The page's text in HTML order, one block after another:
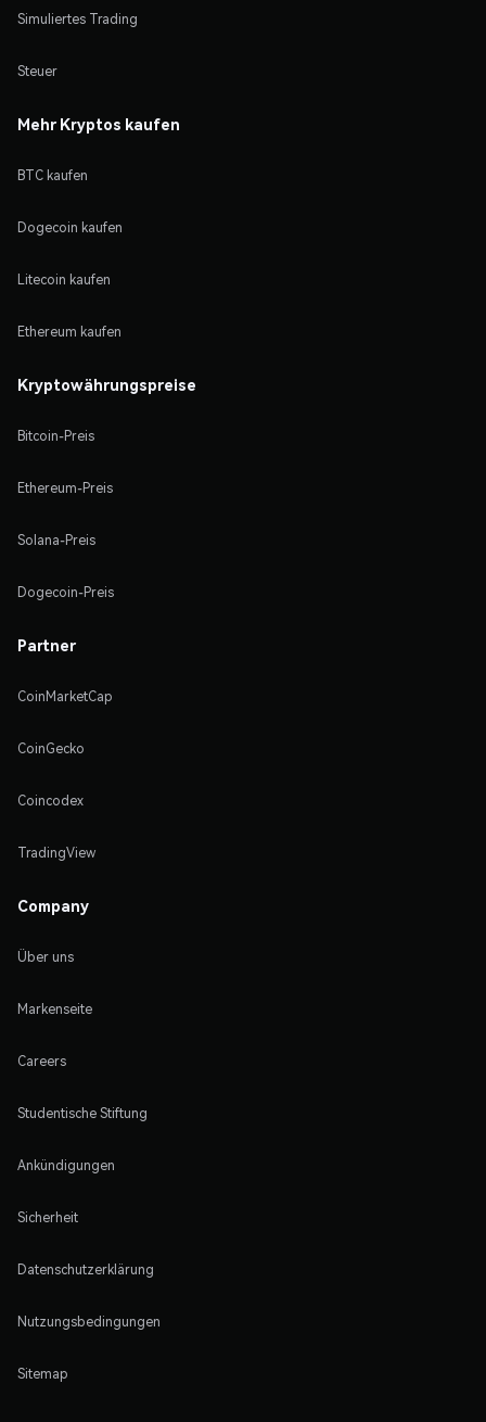
Simuliertes Trading
Steuer
Mehr Kryptos kaufen
BTC kaufen
Dogecoin kaufen
Litecoin kaufen
Ethereum kaufen
Kryptowährungspreise
Bitcoin-Preis
Ethereum-Preis
Solana-Preis
Dogecoin-Preis
Partner
CoinMarketCap
CoinGecko
Coincodex
TradingView
Company
Über uns
Markenseite
Careers
Studentische Stiftung
Ankündigungen
Sicherheit
Datenschutzerklärung
Nutzungsbedingungen
Sitemap